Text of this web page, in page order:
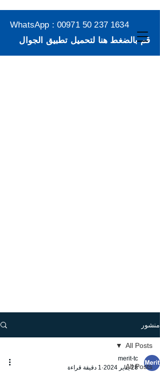
WhatsApp : 00971 50 237 1634
قم بالضغط هنا لتحميل تطبيق الجوال
منشور
All Posts
All Posts
merit-tc
28 يناير 2024
1 دقيقة قراءة